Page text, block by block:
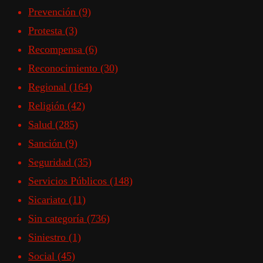
Prevención (9)
Protesta (3)
Recompensa (6)
Reconocimiento (30)
Regional (164)
Religión (42)
Salud (285)
Sanción (9)
Seguridad (35)
Servicios Públicos (148)
Sicariato (11)
Sin categoría (736)
Siniestro (1)
Social (45)